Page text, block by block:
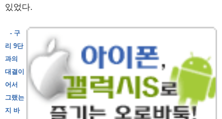
있었다.
- 구
리 9단
과의
대결이
어서
그랬는
지 바